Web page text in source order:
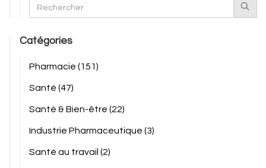
Catégories
Pharmacie (151)
Santé (47)
Santé & Bien-être (22)
Industrie Pharmaceutique (3)
Santé au travail (2)